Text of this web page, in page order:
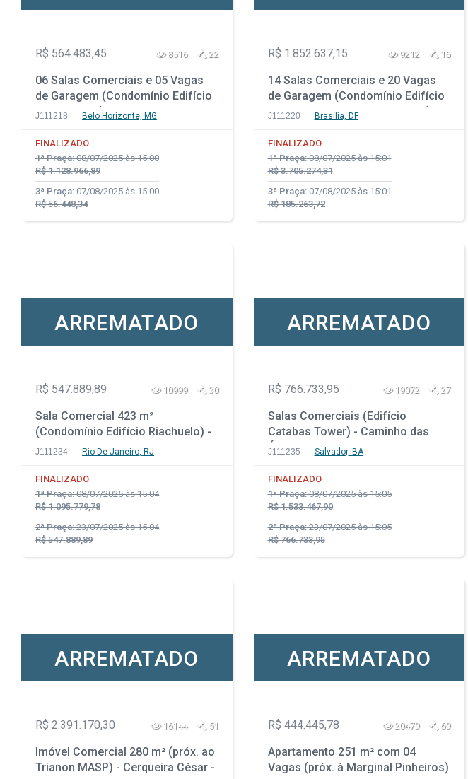
R$ 564.483,45 8516 22
06 Salas Comerciais e 05 Vagas
de Garagem (Condomínio Edifício
Work Center) - Funcionários - Belo
J111218 Belo Horizonte, MG
FINALIZADO
1ª Praça:08/07/2025 às 15:00
R$ 1.128.966,89
3ª Praça:07/08/2025 às 15:00
R$ 56.448,34
R$ 1.852.637,15 9212 15
14 Salas Comerciais e 20 Vagas
de Garagem (Condomínio Edifício
Via Capital Centro Empresarial) -
J111220 Brasília, DF
FINALIZADO
1ª Praça:08/07/2025 às 15:01
R$ 3.705.274,31
3ª Praça:07/08/2025 às 15:01
R$ 185.263,72
ARREMATADO
R$ 547.889,89 10999 30
Sala Comercial 423 m²
(Condomínio Edifício Riachuelo) -
Centro - Rio de Janeiro - RJ
J111234 Rio De Janeiro, RJ
FINALIZADO
1ª Praça:08/07/2025 às 15:04
R$ 1.095.779,78
2ª Praça:23/07/2025 às 15:04
R$ 547.889,89
ARREMATADO
R$ 766.733,95 19072 27
Salas Comerciais (Edifício
Catabas Tower) - Caminho das
Árvores - Salvador - BA
J111235 Salvador, BA
FINALIZADO
1ª Praça:08/07/2025 às 15:05
R$ 1.533.467,90
2ª Praça:23/07/2025 às 15:05
R$ 766.733,95
ARREMATADO
R$ 2.391.170,30 16144 51
Imóvel Comercial 280 m² (próx. ao
Trianon MASP) - Cerqueira César -
ARREMATADO
R$ 444.445,78 20479 69
Apartamento 251 m² com 04
Vagas (próx. à Marginal Pinheiros)